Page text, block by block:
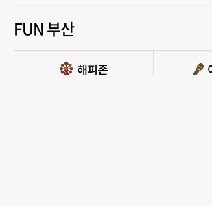
FUN 부산